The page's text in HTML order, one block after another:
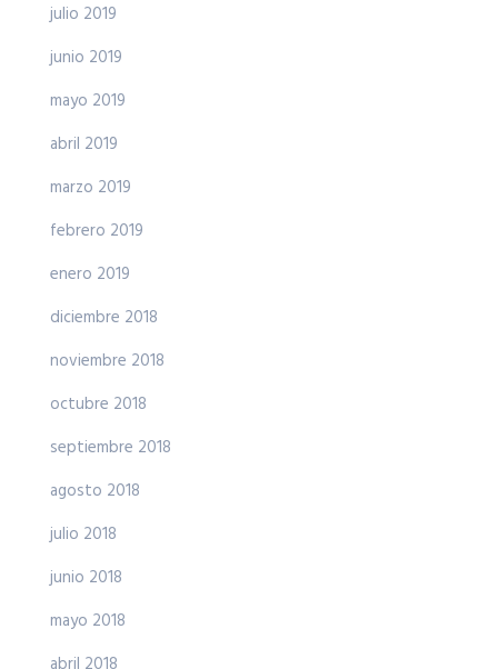
julio 2019
junio 2019
mayo 2019
abril 2019
marzo 2019
febrero 2019
enero 2019
diciembre 2018
noviembre 2018
octubre 2018
septiembre 2018
agosto 2018
julio 2018
junio 2018
mayo 2018